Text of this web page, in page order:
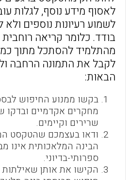
לאסוף מידע נוסף, לגלות
לשמוע רעיונות נוספים
בודד. כלומר קריאה
מהתלמיד להסתכל מתוך כמה
לקבל את התמונה הרחבה
הבאות:
בקשו ממנוע החיפוש
מחקרים אקדמיים ובדקו
שרירים וקיימים.
ודאו בעצמכם שהטקסט
הבינה המלאכותית אינו
ספרותי-בדיוני.
הקישו את אותן שאילתות